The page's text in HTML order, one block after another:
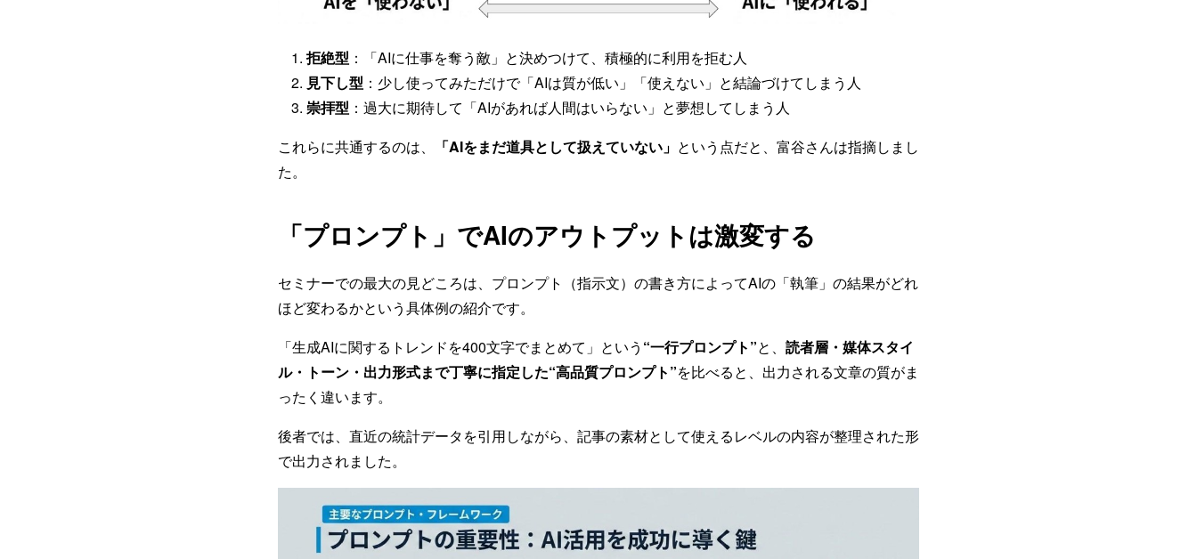
拒絶型 ：「AIに仕事を奪う敵」と決めつけて、積極的に利用を拒む人
見下し型 ：少し使ってみただけで「AIは質が低い」「使えない」と結論づけてしまう人
崇拝型 ：過大に期待して「AIがあれば人間はいらない」と夢想してしまう人
これらに共通するのは、
「AIをまだ道具として扱えていない」 という点だと、富谷さんは指摘しまし
た。
「プロンプト」でAIのアウトプットは激変する
セミナーでの最大の見どころは、プロンプト（指示文）の書き方によってAIの「執筆」の結果がどれ
ほど変わるかという具体例の紹介です。
「生成AIに関するトレンドを400文字でまとめて」という “一行プロンプト”と、 読者層・媒体スタイ
ル・トーン・出力形式まで丁寧に指定した“高品質プロンプト”を比べると、出力される文章の質がま
ったく違います。
後者では、直近の統計データを引用しながら、記事の素材として使えるレベルの内容が整理された形
で出力されました。